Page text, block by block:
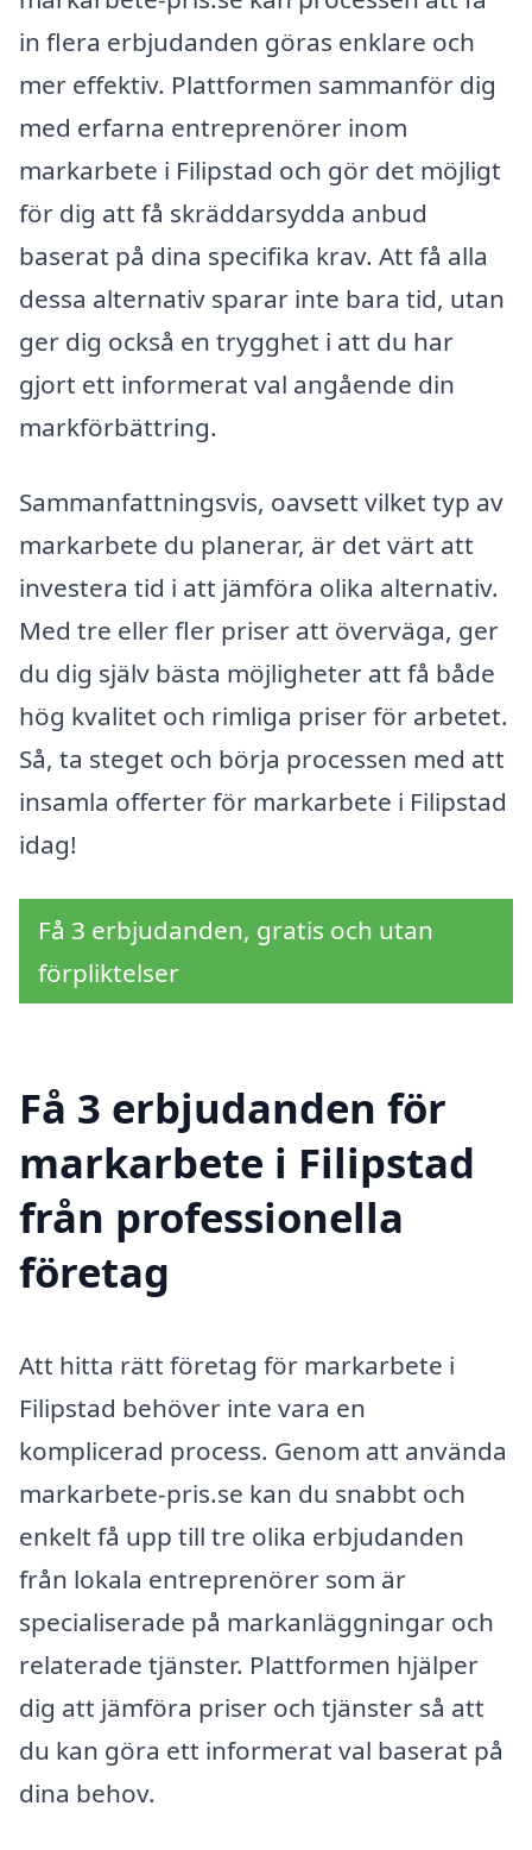
in flera erbjudanden göras enklare och
mer effektiv. Plattformen sammanför dig
med erfarna entreprenörer inom
markarbete i Filipstad och gör det möjligt
för dig att få skräddarsydda anbud
baserat på dina specifika krav. Att få alla
dessa alternativ sparar inte bara tid, utan
ger dig också en trygghet i att du har
gjort ett informerat val angående din
markförbättring.
Sammanfattningsvis, oavsett vilket typ av
markarbete du planerar, är det värt att
investera tid i att jämföra olika alternativ.
Med tre eller fler priser att överväga, ger
du dig själv bästa möjligheter att få både
hög kvalitet och rimliga priser för arbetet.
Så, ta steget och börja processen med att
insamla offerter för markarbete i Filipstad
idag!
Få 3 erbjudanden, gratis och utan
förpliktelser
Få 3 erbjudanden för
markarbete i Filipstad
från professionella
företag
Att hitta rätt företag för markarbete i
Filipstad behöver inte vara en
komplicerad process. Genom att använda
markarbete-pris.se kan du snabbt och
enkelt få upp till tre olika erbjudanden
från lokala entreprenörer som är
specialiserade på markanläggningar och
relaterade tjänster. Plattformen hjälper
dig att jämföra priser och tjänster så att
du kan göra ett informerat val baserat på
dina behov.